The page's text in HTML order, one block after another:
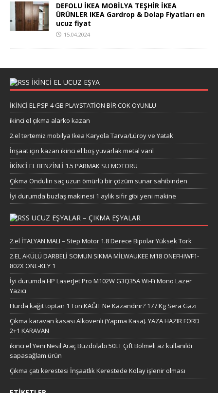
DEFOLU İKEA MOBİLYA TEŞHİR İKEA
ÜRÜNLER IKEA Gardrop & Dolap Fiyatları en
ucuz fiyat
15.04.2024
İKİNCİ EL UCUZ EŞYA
İKİNCİ EL PSP 4 GB PLAYSTATİON BİR COK OYUNLU
ikinci el çıkma alarko kazan
2.el tertemiz mobilya Ikea Karyola Tarva/Lüroy ve Yatak
İnşaat için kazan ikinci el boş yuvarlak metal varil
İKİNCİ EL BENZİNLİ 1.5 PARMAK SU MOTORU
Çıkma Ondulin saç uzun ömürlü bir çözüm sunar sahibinden
İyi durumda buzlaş makinesi 1 aylık sıfır gibi yeni makine
UCUZ EŞYALAR – ÇIKMA EŞYALAR
2.el İTALYAN MALI – Step Motor 1.8 Derece Bipolar Yüksek Tork
2.EL AKÜLÜ DARBELİ SOMUN SIKMA MİLWAUKEE M18 ONEFHIWF1-
802X ONE-KEY 1
İyi durumda HP LaserJet Pro M102W G3Q35A Wi-Fi Mono Lazer
Yazıcı
Hurda kağıt toptan 1 Ton KAĞIT Ne Kazandırır? 177 Kg Sera Gazı
Çıkma karavan kasası Alkovenli (Yapma Kasa). YAZA HAZIR FORD
2+1 KARAVAN
ikinci el Yeni Nesil Araç Buzdolabı 50LT Çift Bölmeli az kullanıldı
sapasağlam ürün
Çıkma çatı kerestesi İnşaatlık Kerestede​​ Kolay işlenir olması